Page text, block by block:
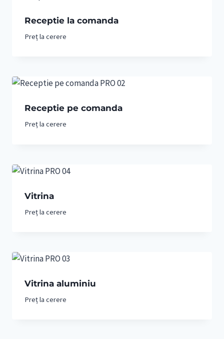
Receptie la comanda
Preț la cerere
Receptie pe comanda
Preț la cerere
Vitrina
Preț la cerere
Vitrina aluminiu
Preț la cerere